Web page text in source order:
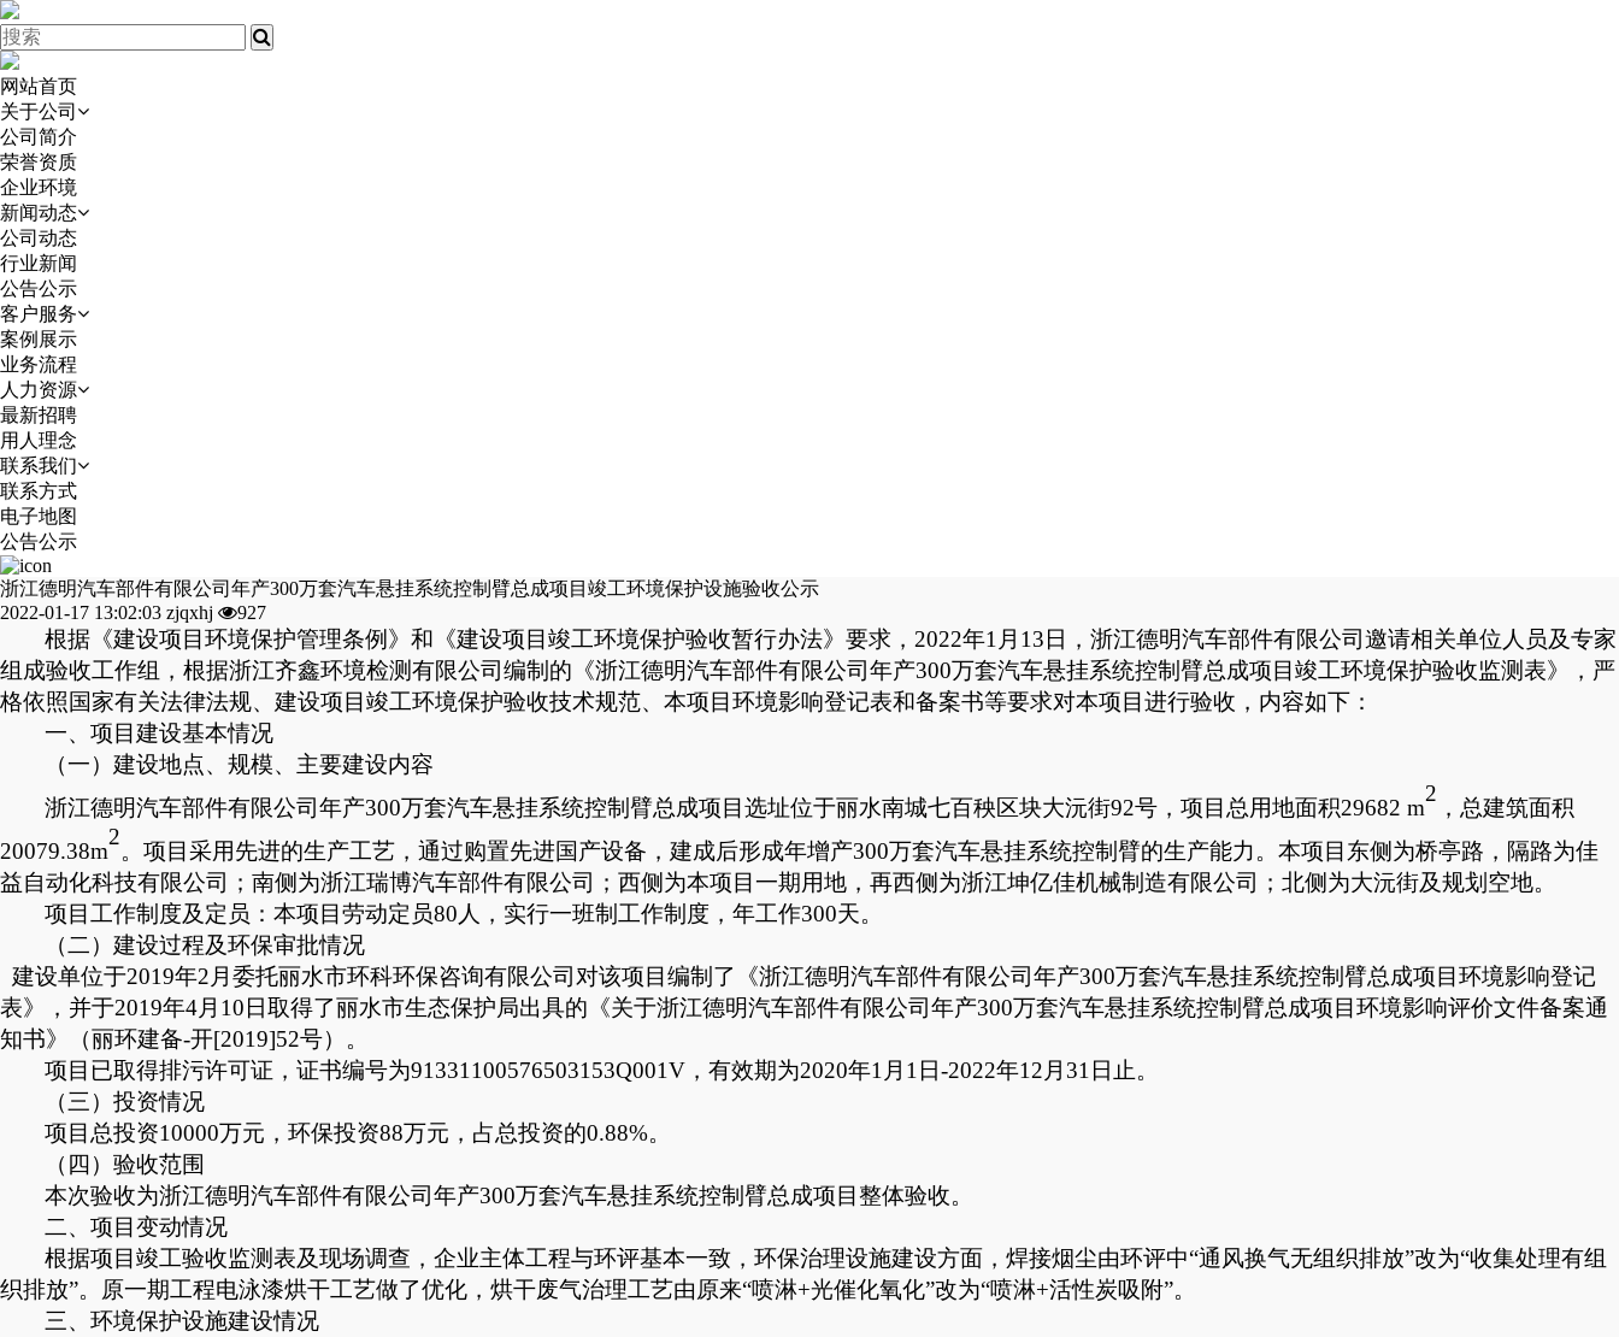
网站首页
关于公司
公司简介
荣誉资质
企业环境
新闻动态
公司动态
行业新闻
公告公示
客户服务
案例展示
业务流程
人力资源
最新招聘
用人理念
联系我们
联系方式
电子地图
公告公示
浙江德明汽车部件有限公司年产300万套汽车悬挂系统控制臂总成项目竣工环境保护设施验收公示
2022-01-17 13:02:03 zjqxhj 927
根据《建设项目环境保护管理条例》和《建设项目竣工环境保护验收暂行办法》要求， 2022年1月13日， 浙江德明汽车部件有限公司邀请相关单位人员及专家
组成验收工作组，根据浙江齐鑫环境检测有限公司编制的《浙江德明汽车部件有限公司年产300万套汽车悬挂系统控制臂总成项目 竣工环境保护验收监测表》，严
格依照国家有关法律法规、建设项目竣工环境保护验收技术规范、本项目环境影响登记表和备案书等要求对本项目进行验收，内容如下：
一、 项目 建设基本情况
（一）建设地点、规模、主要建设内容
浙江德明汽车部件有限公司年产300万套汽车悬挂系统控制臂总成项目选址位于丽水南城七百秧区块大沅街92号 ， 项目总用地面积29682 m
2
，总建筑面积
20079.38m
2
。项目采用先进的生产工艺 ， 通过购置先进国产设备 ， 建成后形成年增产300万套汽车悬挂系统控制臂的生产能力。本项目东侧为桥亭路，隔路为佳
益自动化科技有限公司 ；南侧为浙江瑞博汽车部件有限公司 ；西侧为本项目一期用地，再西侧为浙江坤亿佳机械制造有限公司 ；北侧为大沅街及规划空地。
项目工作制度及定员：本项目劳动定员80人，实行一班制工作制度，年工作300天。
（二）建设过程及环保审批情况
建设单位于2019年2月委托丽水市环科环保咨询有限公司对该项目编制了《浙江德明汽车部件有限公司年产300万套汽车悬挂系统控制臂总成项目环境影响登记
表》，并于2019年4月10日取得了丽水市生态保护局出具的《关于浙江德明汽车部件有限公司年产300万套汽车悬挂系统控制臂总成项目环境影响评价文件备案通
知书》（丽环建备-开[2019]52号）。
项目已取得排污许可证，证书编号为91331100576503153Q001V，有效期为2020年1月1日-2022年12月31日止。
（三）投资情况
项目总投资10000万元 ，环保投资88万元，占总投资的0.88%。
（四）验收范围
本次验收为浙江德明汽车部件有限公司年产300万套汽车悬挂系统控制臂总成项目整体验收。
二、 项目变动情况
根据项目竣工验收监测表及现场调查， 企业主体工程与环评基本一致，环保治理设施建设方面，焊接烟尘由环评中“通风换气无组织排放”改为“收集处理有组
织排放”。 原一期工程电泳漆烘干工艺做了优化，烘干废气治理工艺由原来“喷淋+光催化氧化”改为“喷淋+活性炭吸附”。
三、环境保护设施建设情况